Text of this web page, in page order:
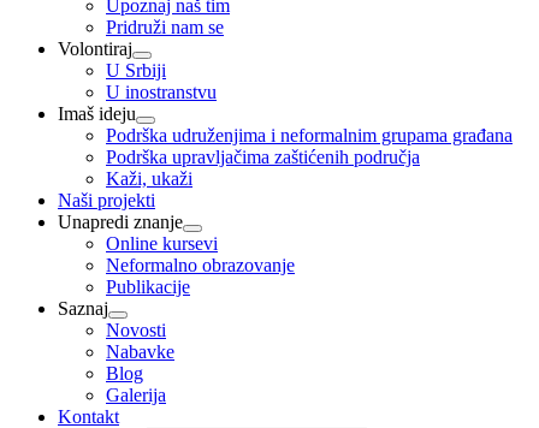
Upoznaj naš tim
Pridruži nam se
Volontiraj
U Srbiji
U inostranstvu
Imaš ideju
Podrška udruženjima i neformalnim grupama građana
Podrška upravljačima zaštićenih područja
Kaži, ukaži
Naši projekti
Unapredi znanje
Online kursevi
Neformalno obrazovanje
Publikacije
Saznaj
Novosti
Nabavke
Blog
Galerija
Kontakt